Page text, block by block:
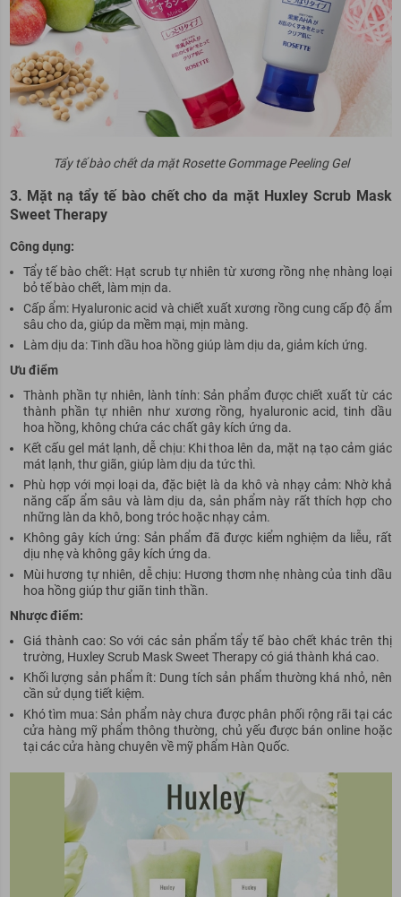
Tẩy tế bào chết da mặt Rosette Gommage Peeling Gel
3. Mặt nạ tẩy tế bào chết cho da mặt Huxley Scrub Mask
Sweet Therapy
Công dụng:
Tẩy tế bào chết: Hạt scrub tự nhiên từ xương rồng nhẹ nhàng loại
bỏ tế bào chết, làm mịn da.
Cấp ẩm: Hyaluronic acid và chiết xuất xương rồng cung cấp độ ẩm
sâu cho da, giúp da mềm mại, mịn màng.
Làm dịu da: Tinh dầu hoa hồng giúp làm dịu da, giảm kích ứng.
Ưu điểm
Thành phần tự nhiên, lành tính: Sản phẩm được chiết xuất từ các
thành phần tự nhiên như xương rồng, hyaluronic acid, tinh dầu
hoa hồng, không chứa các chất gây kích ứng da.
Kết cấu gel mát lạnh, dễ chịu: Khi thoa lên da, mặt nạ tạo cảm giác
mát lạnh, thư giãn, giúp làm dịu da tức thì.
Phù hợp với mọi loại da, đặc biệt là da khô và nhạy cảm: Nhờ khả
năng cấp ẩm sâu và làm dịu da, sản phẩm này rất thích hợp cho
những làn da khô, bong tróc hoặc nhạy cảm.
Không gây kích ứng: Sản phẩm đã được kiểm nghiệm da liễu, rất
dịu nhẹ và không gây kích ứng da.
Mùi hương tự nhiên, dễ chịu: Hương thơm nhẹ nhàng của tinh dầu
hoa hồng giúp thư giãn tinh thần.
Nhược điểm:
Giá thành cao: So với các sản phẩm tẩy tế bào chết khác trên thị
trường, Huxley Scrub Mask Sweet Therapy có giá thành khá cao.
Khối lượng sản phẩm ít: Dung tích sản phẩm thường khá nhỏ, nên
cần sử dụng tiết kiệm.
Khó tìm mua: Sản phẩm này chưa được phân phối rộng rãi tại các
cửa hàng mỹ phẩm thông thường, chủ yếu được bán online hoặc
tại các cửa hàng chuyên vềmỹ phẩm Hàn Quốc.